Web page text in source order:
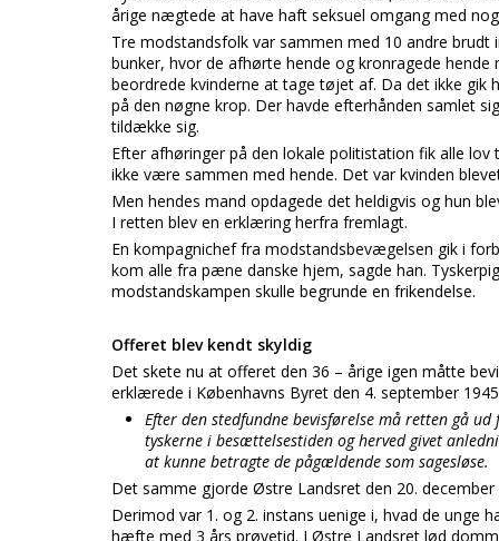
årige nægtede at have haft seksuel omgang med
Tre modstandsfolk var sammen med 10 andre
bunker, hvor de afhørte hende og kronragede
beordrede kvinderne at tage tøjet af. Da det ikke gik
på den nøgne krop. Der havde efterhånden samlet
tildække sig.
Efter afhøringer på den lokale politistation fik alle
ikke være sammen med hende. Det var kvinden
Men hendes mand opdagede det heldigvis og hun
I retten blev en erklæring herfra fremlagt.
En kompagnichef fra modstandsbevægelsen gik i
kom alle fra pæne danske hjem, sagde han.
modstandskampen skulle begrunde en frikendelse.
Offeret blev kendt skyldig
Det skete nu at offeret den 36 – årige igen måtte
erklærede i Københavns Byret den 4. september
Efter den stedfundne bevisførelse må retten gå
tyskerne i besættelsestiden og herved givet
at kunne betragte de pågældende som sagesløse.
Det samme gjorde Østre Landsret den 20. december
Derimod var 1. og 2. instans uenige i, hvad de unge
hæfte med 3 års prøvetid. I Østre Landsret lød